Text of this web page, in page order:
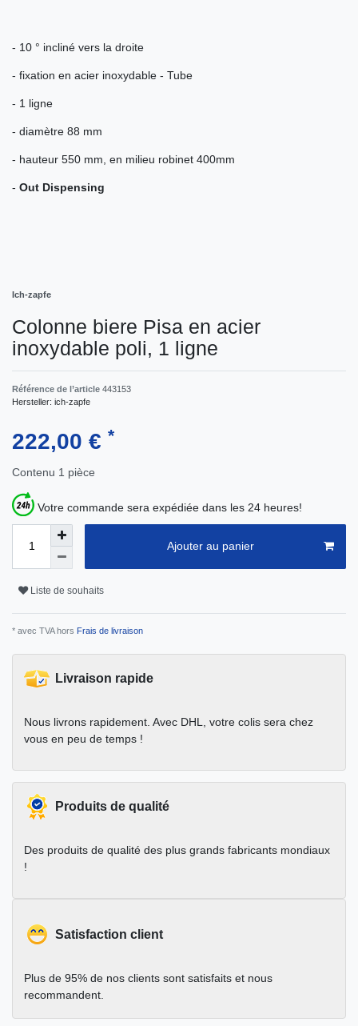
- 10 ° incliné vers la droite
- fixation en acier inoxydable - Tube
- 1 ligne
- diamètre 88 mm
- hauteur 550 mm, en milieu robinet 400mm
- Out Dispensing
Ich-zapfe
Colonne biere Pisa en acier
inoxydable poli, 1 ligne
Référence de l’article 443153
Hersteller: ich-zapfe
222,00 € *
Contenu 1 pièce
Votre commande sera expédiée dans les 24 heures!
Ajouter au panier
Liste de souhaits
* avec TVA hors Frais de livraison
Livraison rapide
Nous livrons rapidement. Avec DHL, votre colis sera chez
vous en peu de temps !
Produits de qualité
Des produits de qualité des plus grands fabricants mondiaux
!
Satisfaction client
Plus de 95% de nos clients sont satisfaits et nous
recommandent.